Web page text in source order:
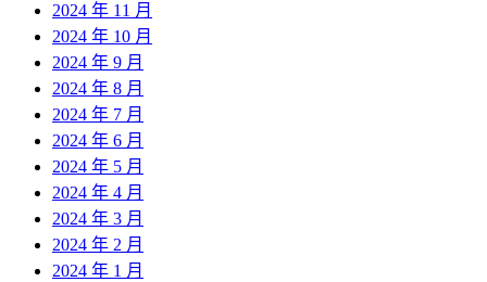
2024 年 11 月
2024 年 10 月
2024 年 9 月
2024 年 8 月
2024 年 7 月
2024 年 6 月
2024 年 5 月
2024 年 4 月
2024 年 3 月
2024 年 2 月
2024 年 1 月